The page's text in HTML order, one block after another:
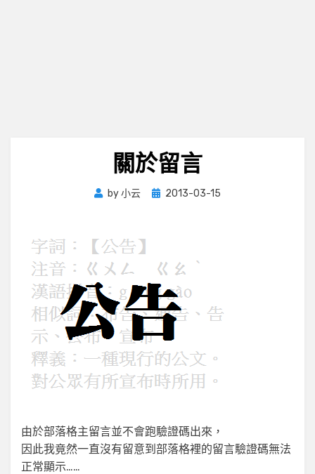
關於留言
by小云
Posted
2013-03-15
由於部落格主留言並不會跑驗證碼出來，
因此我竟然一直沒有留意到部落格裡的留言驗證碼無法
正常顯示……